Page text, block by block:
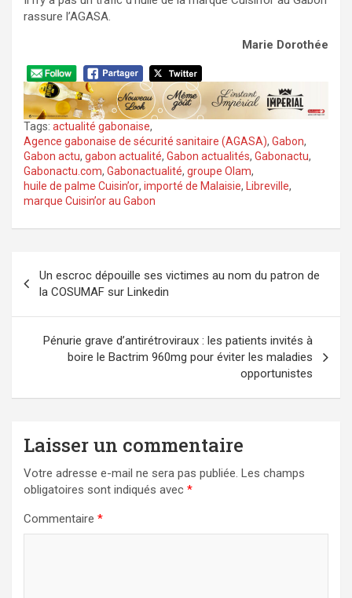
rassure l’AGASA.
Marie Dorothée
Tags: actualité gabonaise,
Agence gabonaise de sécurité sanitaire (AGASA), Gabon,
Gabon actu, gabon actualité, Gabon actualités, Gabonactu,
Gabonactu.com, Gabonactualité, groupe Olam,
huile de palme Cuisin’or, importé de Malaisie, Libreville,
marque Cuisin’or au Gabon
de
l’article
Un escroc dépouille ses victimes au nom du patron de
la COSUMAF sur Linkedin
Pénurie grave d’antirétroviraux : les patients invités à
boire le Bactrim 960mg pour éviter les maladies
opportunistes
Laisser un commentaire
Votre adresse e-mail ne sera pas publiée. Les champs
obligatoires sont indiqués avec *
Commentaire *